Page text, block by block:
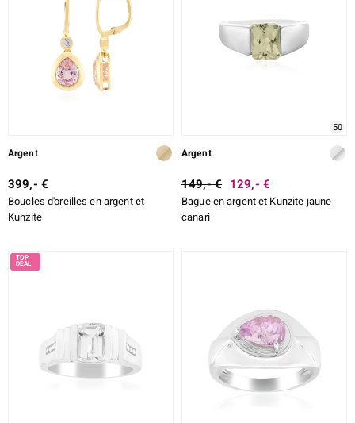
Argent
399,- €
Boucles d'oreilles en argent et
Kunzite
50
Argent
149,- € 129,- €
Bague en argent et Kunzite jaune
canari